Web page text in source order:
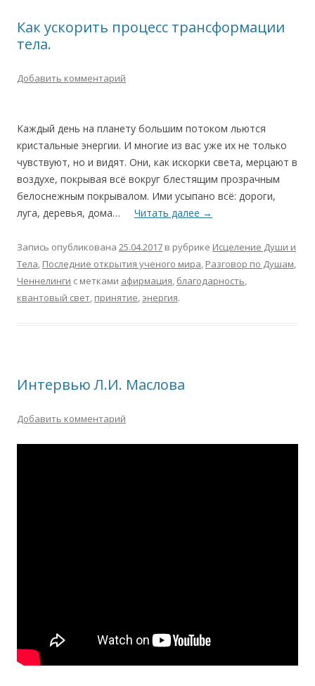
Как ускорить процесс трансформации
тела.
Добавить комментарий
Каждый день на планету большим потоком льются
кристальные энергии. И многие из вас уже их не только
чувствуют, но и видят. Они, как искорки света, мерцают в
воздухе, покрывая всё вокруг блестящим прозрачным
белоснежным покрывалом. Ими усыпано всё: дороги,
луга, деревья, дома… Читать далее →
Запись опубликована 25.04.2017 в рубрике Исцеление Души и
Тела, Последние открытия ученого мира, Разговор по Душам,
Ченнелинги с метками афирмация, благодарность,
квантовый свет, принятие, энергия.
Интервью Л.И. Маслова
Добавить комментарий